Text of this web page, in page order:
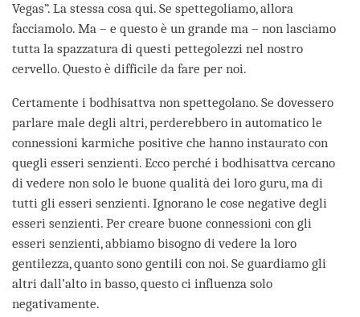
Vegas”. La stessa cosa qui. Se spettegoliamo, allora
facciamolo. Ma – e questo è un grande ma – non lasciamo
tutta la spazzatura di questi pettegolezzi nel nostro
cervello. Questo è difficile da fare per noi.
Certamente i bodhisattva non spettegolano. Se dovessero
parlare male degli altri, perderebbero in automatico le
connessioni karmiche positive che hanno instaurato con
quegli esseri senzienti. Ecco perché i bodhisattva cercano
di vedere non solo le buone qualità dei loro guru, ma di
tutti gli esseri senzienti. Ignorano le cose negative degli
esseri senzienti. Per creare buone connessioni con gli
esseri senzienti, abbiamo bisogno di vedere la loro
gentilezza, quanto sono gentili con noi. Se guardiamo gli
altri dall’alto in basso, questo ci influenza solo
negativamente.